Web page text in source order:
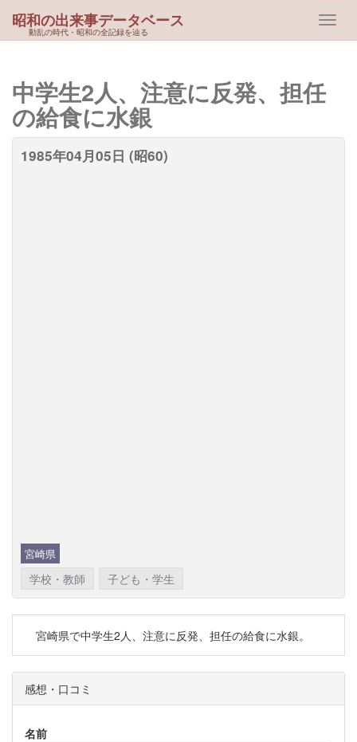
動乱の時代・昭和の全記録を辿る
昭和の出来事データベース
中学生2人、注意に反発、担任
の給食に水銀
1985年04月05日 (昭60)
宮崎県
学校・教師 子ども・学生
宮崎県で中学生2人、注意に反発、担任の給食に水銀。
感想・口コミ
名前